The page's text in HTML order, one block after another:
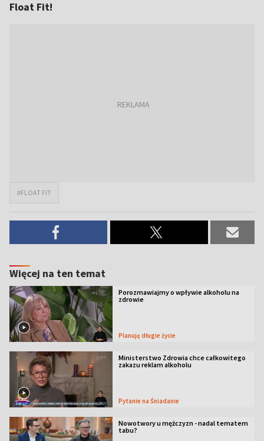
Float Fit!
#FLOAT FIT
Więcej na ten temat
Porozmawiajmy o wpływie alkoholu na
zdrowie
Planuję długie życie
Ministerstwo Zdrowia chce całkowitego
zakazu reklam alkoholu
Pytanie na Śniadanie
Nowotwory u mężczyzn - nadal tematem
tabu?